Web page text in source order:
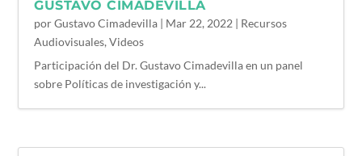
GUSTAVO CIMADEVILLA
porGustavo Cimadevilla | Mar 22, 2022 | Recursos
Audiovisuales,Videos
Participación del Dr. Gustavo Cimadevilla en un panel
sobre Políticas de investigación y...